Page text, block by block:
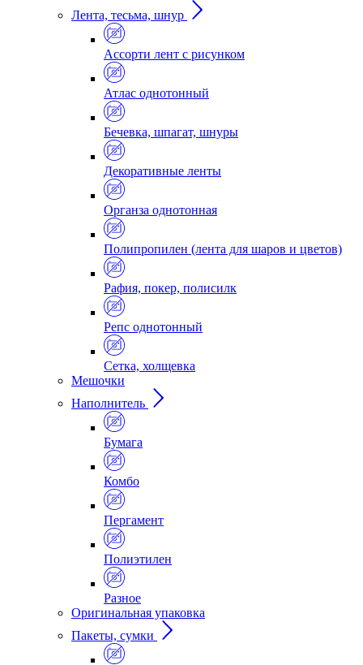
Лента, тесьма, шнур
Ассорти лент с рисунком
Атлас однотонный
Бечевка, шпагат, шнуры
Декоративные ленты
Органза однотонная
Полипропилен (лента для шаров и цветов)
Рафия, покер, полисилк
Репс однотонный
Сетка, холщевка
Мешочки
Наполнитель
Бумага
Комбо
Пергамент
Полиэтилен
Разное
Оригинальная упаковка
Пакеты, сумки